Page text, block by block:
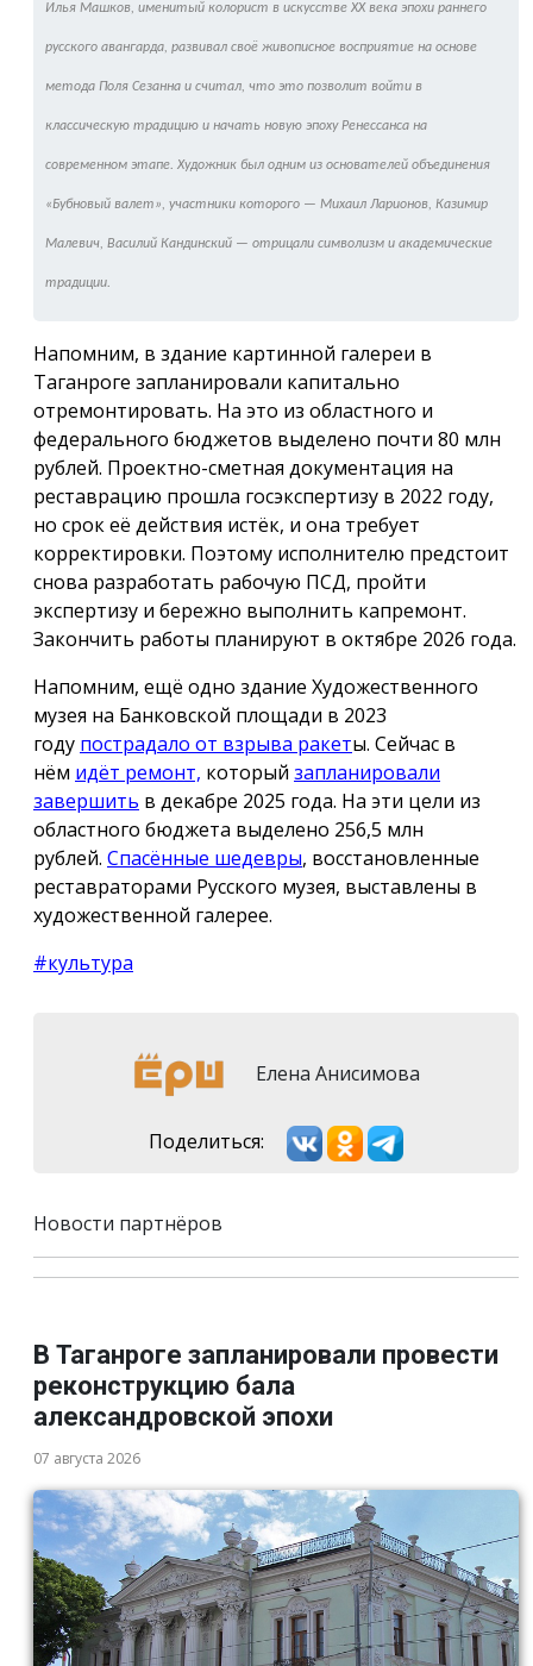
Илья Машков, именитый колорист в искусстве XX века эпохи раннего
русского авангарда, развивал своё живописное восприятие на основе
метода Поля Сезанна и считал, что это позволит войти в
классическую традицию и начать новую эпоху Ренессанса на
современном этапе. Художник был одним из основателей объединения
«Бубновый валет», участники которого — Михаил Ларионов, Казимир
Малевич, Василий Кандинский — отрицали символизм и академические
традиции.
Напомним, в здание картинной галереи в
Таганроге запланировали капитально
отремонтировать. На это из областного и
федерального бюджетов выделено почти 80 млн
рублей. Проектно-сметная документация на
реставрацию прошла госэкспертизу в 2022 году,
но срок её действия истёк, и она требует
корректировки. Поэтому исполнителю предстоит
снова разработать рабочую ПСД, пройти
экспертизу и бережно выполнить капремонт.
Закончить работы планируют в октябре 2026 года.
Напомним, ещё одно здание Художественного
музея на Банковской площади в 2023
году пострадало от взрыва ракеты. Сейчас в
нём идёт ремонт, который запланировали
завершить в декабре 2025 года. На эти цели из
областного бюджета выделено 256,5 млн
рублей. Спасённые шедевры, восстановленные
реставраторами Русского музея, выставлены в
художественной галерее.
#культура
Елена Анисимова
Поделиться:
Новости партнёров
В Таганроге запланировали провести
реконструкцию бала
александровской эпохи
07 августа 2026